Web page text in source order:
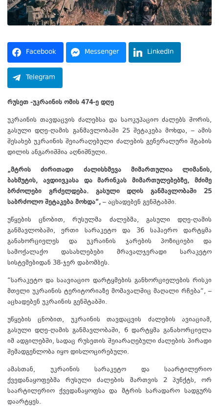
Facebook Messenger LinkedIn
Telegram
რუსეთ -უკრაინის ომის 474-ე დღე
უკრაინის თავდაცვის ძალებსა და საოკუპაციო ძალებს შორის,
გასული დღე-ღამის განმავლობაში 25 შეტაკება მოხდა, – ამის
შესახებ უკრაინის შეიარაღებული ძალების გენერალური შტაბის
დილის ანგარიშშია აღნიშნული.
„მტრის ძირითადი ძალისხმევა მიმართულია ლიმანის,
ბახმუტის, ავდიივკასა და მარინკას მიმართულებებზე, მძიმე
ბრძოლები გრძელდება. გასული დღის განმავლობაში 25
საბრძოლო შეტაკება მოხდა“, – აცხადებენ გენშტაბში.
უწყების ცნობით, რუსულმა ძალებმა, გასული დღე-ღამის
განმავლობაში, ერთი სარაკეტო და 36 საჰაერო დარტყმა
განახორციელეს და უკრაინის ჯარების პოზიციები და
სამოქალაქო დასახლებები მრავალჯერადი სარაკეტო
სისტემებიდან 38-ჯერ დაბომბეს.
“სარაკეტო და საავიაციო დარტყმების განხორციელების რისკი
მთელი უკრაინის ტერიტორიაზე მომავალშიც მაღალი რჩება“, –
აცხადებენ უკრაინის გენშტაბში.
უწყების ცნობით, უკრაინის თავდაცვის ძალების ავიაციამ,
გასული დღე-ღამის განმავლობაში, 6 დარტყმა განახორციელა
იმ ადგილებში, სადაც რუსეთის შეიარაღებული ძალების პირადი
შემადგენლობა იყო დისლოცირებული.
ამასთან, უკრაინის სარაკეტო და საარტილერიო
ქვედანაყოფებმა რუსული ძალების მართვის 2 პუნქტს, ორ
საარტილერიო ქვედანაყოფსა და მტრის სარადარო სადგურს
დაარტყეს.